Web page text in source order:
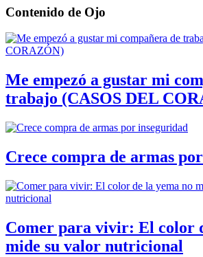
Contenido de Ojo
Me empezó a gustar mi
trabajo (CASOS DEL
Crece compra de armas
Comer para vivir: El color
mide su valor nutricional